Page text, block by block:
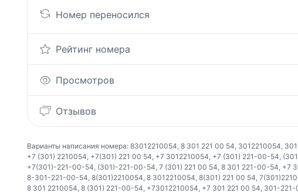
Номер переносился
Рейтинг номера
Просмотров
Отзывов
Варианты написания номера: 83012210054 8 301 221 00 54 3012210054
+7 (301) 2210054 +7(301) 221 00 54 +7 3012210054 +7 (301) 221-00-54
+7(301)-221-00-54 (301)-221-00-54 7 (301) 221 00 54 8 301 221-00-54 +7
8-301-221-00-54 8(301)2210054 8 3012210054 8(301) 221 00 54
8 301 2210054 8 (301) 221-00-54 +73012210054 +7 301 221 00 54 301-